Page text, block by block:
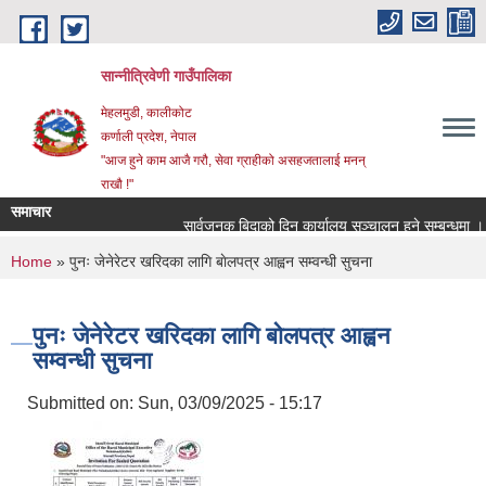
Skip to main content
सान्नीत्रिवेणी गाउँपालिका
मेहलमुडी, कालीकोट
कर्णाली प्रदेश, नेपाल
"आज हुने काम आजै गरौ, सेवा ग्राहीको असहजतालाई मनन्
राखौ !"
समाचार
सार्वजनुक बिदाको दिन कार्यालय सञ्चालन हुने सम्बन्धमा ।
You are here
Home » पुनः जेनेरेटर खरिदका लागि बाेलपत्र आह्वन सम्वन्धी सुचना
पुनः जेनेरेटर खरिदका लागि बाेलपत्र आह्वन
सम्वन्धी सुचना
Submitted on: Sun, 03/09/2025 - 15:17